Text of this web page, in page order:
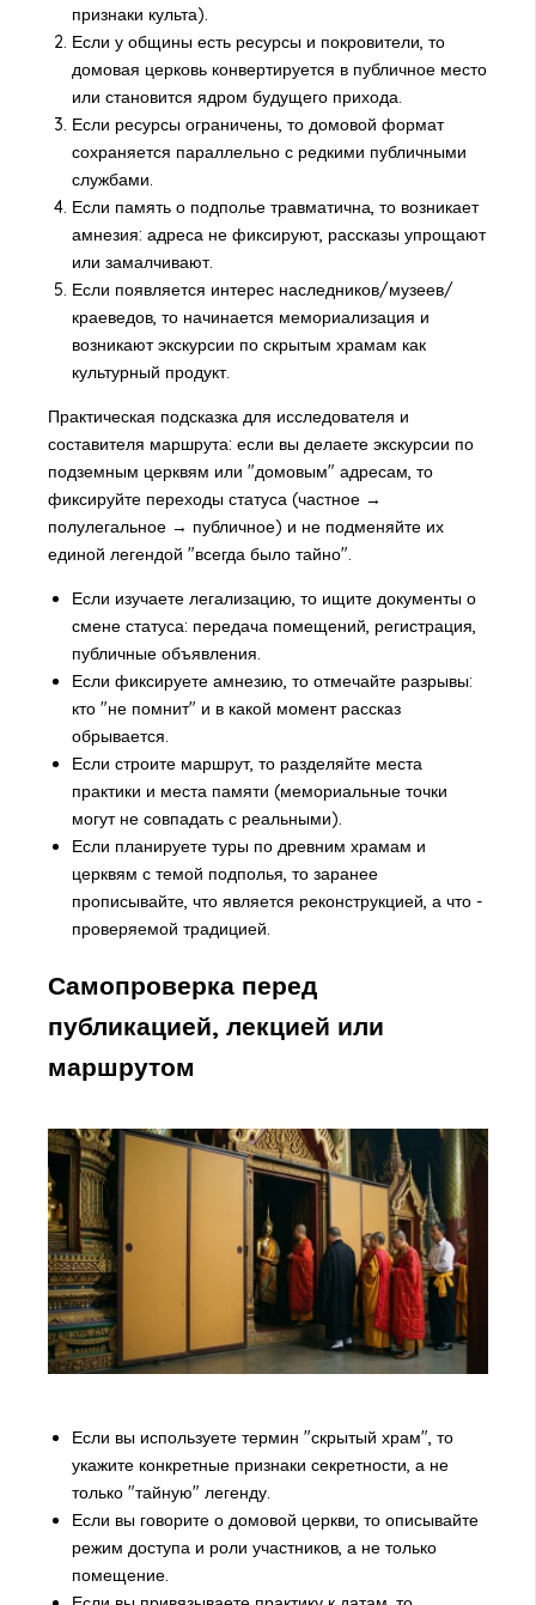
признаки культа).
Если у общины есть ресурсы и покровители, то
домовая церковь конвертируется в публичное место
или становится ядром будущего прихода.
Если ресурсы ограничены, то домовой формат
сохраняется параллельно с редкими публичными
службами.
Если память о подполье травматична, то возникает
амнезия: адреса не фиксируют, рассказы упрощают
или замалчивают.
Если появляется интерес наследников/музеев/
краеведов, то начинается мемориализация и
возникают экскурсии по скрытым храмам как
культурный продукт.
Практическая подсказка для исследователя и
составителя маршрута: если вы делаете экскурсии по
подземным церквям или "домовым" адресам, то
фиксируйте переходы статуса (частное →
полулегальное → публичное) и не подменяйте их
единой легендой "всегда было тайно".
Если изучаете легализацию, то ищите документы о
смене статуса: передача помещений, регистрация,
публичные объявления.
Если фиксируете амнезию, то отмечайте разрывы:
кто "не помнит" и в какой момент рассказ
обрывается.
Если строите маршрут, то разделяйте места
практики и места памяти (мемориальные точки
могут не совпадать с реальными).
Если планируете туры по древним храмам и
церквям с темой подполья, то заранее
прописывайте, что является реконструкцией, а что -
проверяемой традицией.
Самопроверка перед
публикацией, лекцией или
маршрутом
Если вы используете термин "скрытый храм", то
укажите конкретные признаки секретности, а не
только "тайную" легенду.
Если вы говорите о домовой церкви, то описывайте
режим доступа и роли участников, а не только
помещение.